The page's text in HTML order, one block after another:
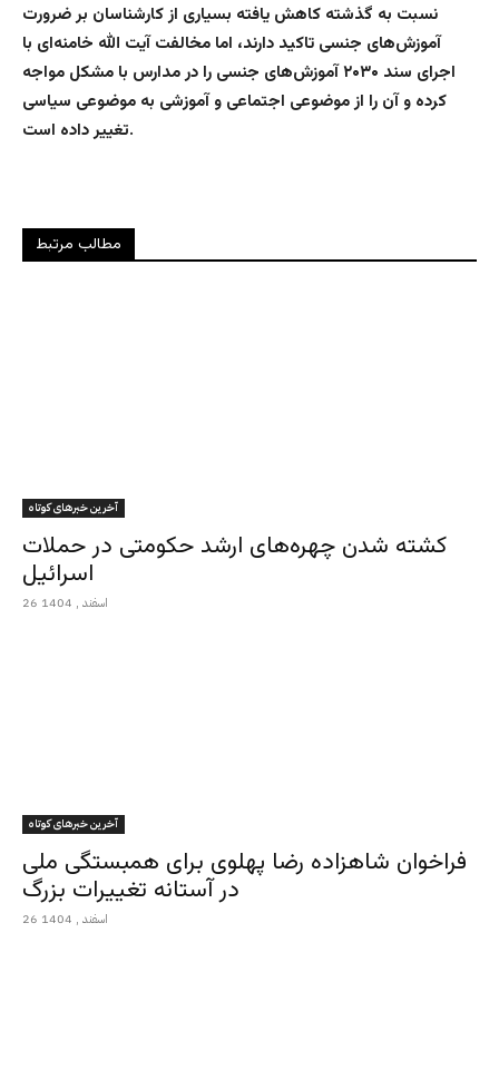
نسبت به گذشته کاهش یافته بسیاری از کارشناسان بر ضرورت
آموزش‌های جنسی تاکید دارند، اما مخالفت آیت الله خامنه‌ای با
اجرای سند ۲۰۳۰ آموزش‌های جنسی را در مدارس با مشکل مواجه
کرده و آن را از موضوعی اجتماعی و آموزشی به موضوعی سیاسی
تغییر داده است.
مطالب مرتبط
آخرین خبرهای کوتاه
کشته شدن چهره‌های ارشد حکومتی در حملات
اسرائیل
26 اسفند , 1404
آخرین خبرهای کوتاه
فراخوان شاهزاده رضا پهلوی برای همبستگی ملی
در آستانه تغییرات بزرگ
26 اسفند , 1404